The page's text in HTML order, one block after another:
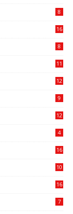
8
16
8
11
12
9
12
4
16
10
16
7